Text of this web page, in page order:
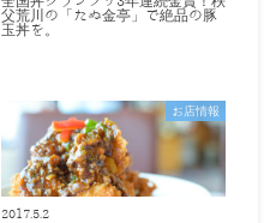
父荒川の「たぬ金亭」で絶品の豚
玉丼を。
お店情報
2017.5.2